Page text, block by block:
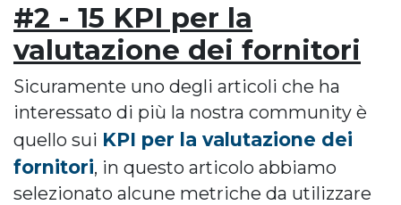
#2 - 15 KPI per la
valutazione dei fornitori
Sicuramente uno degli articoli che ha
interessato di più la nostra community è
quello sui KPI per la valutazione dei
fornitori, in questo articolo abbiamo
selezionato alcune metriche da utilizzare